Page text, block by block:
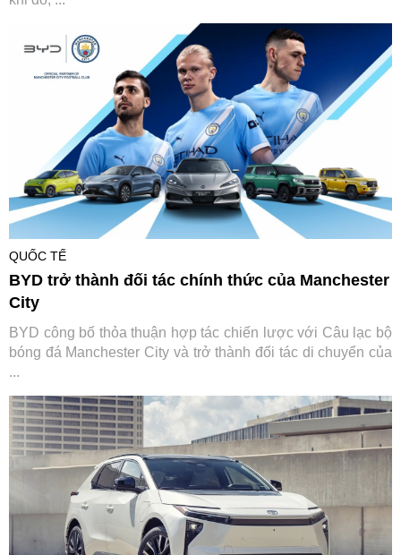
QUỐC TẾ
BYD trở thành đối tác chính thức của Manchester
City
BYD công bố thỏa thuận hợp tác chiến lược với Câu lạc bộ
bóng đá Manchester City và trở thành đối tác di chuyển của
...